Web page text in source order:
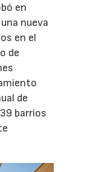
en
nueva
en el
de
de
barrios